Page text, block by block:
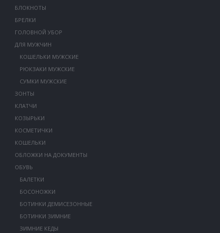
БЛОКНОТЫ
БРЕЛКИ
ГОЛОВНОЙ УБОР
ДЛЯ МУЖЧИН
КОШЕЛЬКИ МУЖСКИЕ
РЮКЗАКИ МУЖСКИЕ
СУМКИ МУЖСКИЕ
ЗОНТЫ
КЛАТЧИ
КОЗЫРЬКИ
КОСМЕТИЧКИ
КОШЕЛЬКИ
ОБЛОЖКИ НА ДОКУМЕНТЫ
ОБУВЬ
БАЛЕТКИ
БОСОНОЖКИ
БОТИНКИ ДЕМИСЕЗОННЫЕ
БОТИНКИ ЗИМНИЕ
ЗИМНИЕ КЕДЫ